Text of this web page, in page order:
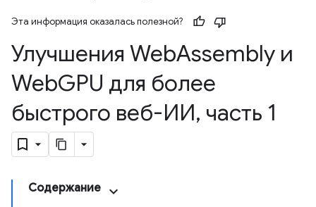
Эта информация оказалась полезной?
Улучшения WebAssembly и
WebGPU для более
быстрого веб-ИИ, часть 1
Содержание